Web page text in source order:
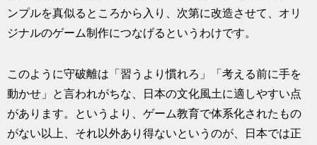
ンプルを真似るところから入り、次第に改造させて、オリ
ジナルのゲーム制作につなげるというわけです。
このように守破離は「習うより慣れろ」「考える前に手を
動かせ」と言われがちな、日本の文化風土に適しやすい点
があります。というより、ゲーム教育で体系化されたもの
がない以上、それ以外あり得ないというのが、日本では正